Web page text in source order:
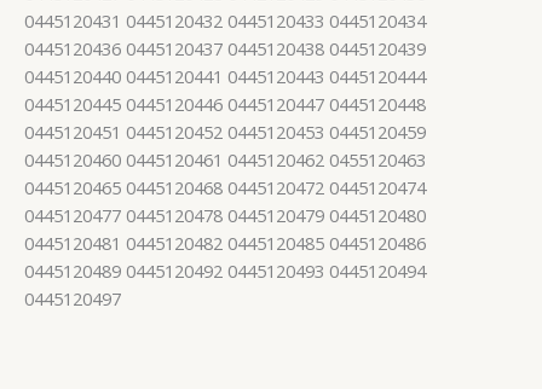
0445120431 0445120432 0445120433 0445120434
0445120436 0445120437 0445120438 0445120439
0445120440 0445120441 0445120443 0445120444
0445120445 0445120446 0445120447 0445120448
0445120451 0445120452 0445120453 0445120459
0445120460 0445120461 0445120462 0455120463
0445120465 0445120468 0445120472 0445120474
0445120477 0445120478 0445120479 0445120480
0445120481 0445120482 0445120485 0445120486
0445120489 0445120492 0445120493 0445120494
0445120497